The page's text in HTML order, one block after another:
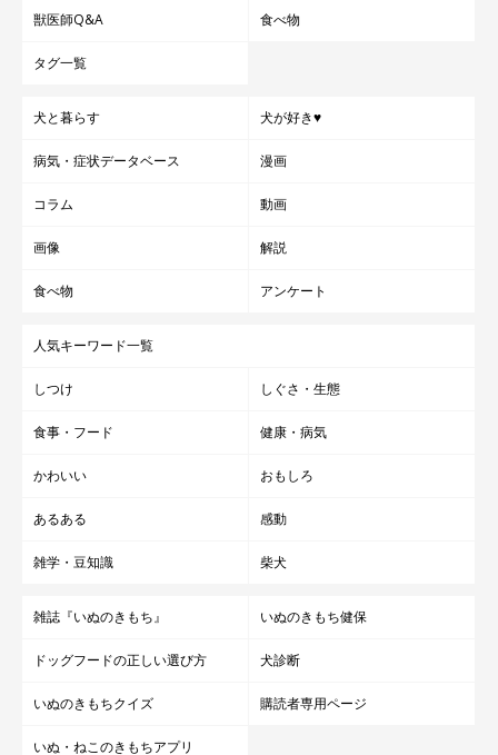
獣医師Q&A 食べ物
タグ一覧
犬と暮らす 犬が好き♥
病気・症状データベース 漫画
コラム 動画
画像 解説
食べ物 アンケート
人気キーワード一覧
しつけ しぐさ・生態
食事・フード 健康・病気
かわいい おもしろ
あるある 感動
雑学・豆知識 柴犬
雑誌『いぬのきもち』 いぬのきもち健保
ドッグフードの正しい選び方 犬診断
いぬのきもちクイズ 購読者専用ページ
いぬ・ねこのきもちアプリ